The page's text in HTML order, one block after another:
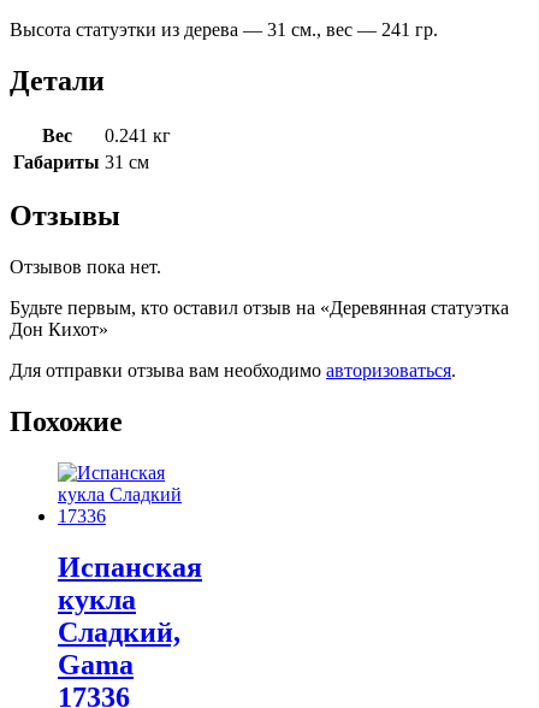
Высота статуэтки из дерева — 31 см., вес — 241 гр.
Детали
Вес
0.241 кг
Габариты 31 см
Отзывы
Отзывов пока нет.
Будьте первым, кто оставил отзыв на «Деревянная статуэтка
Дон Кихот»
Для отправки отзыва вам необходимо авторизоваться.
Похожие
Испанская
кукла
Cладкий,
Gama
17336